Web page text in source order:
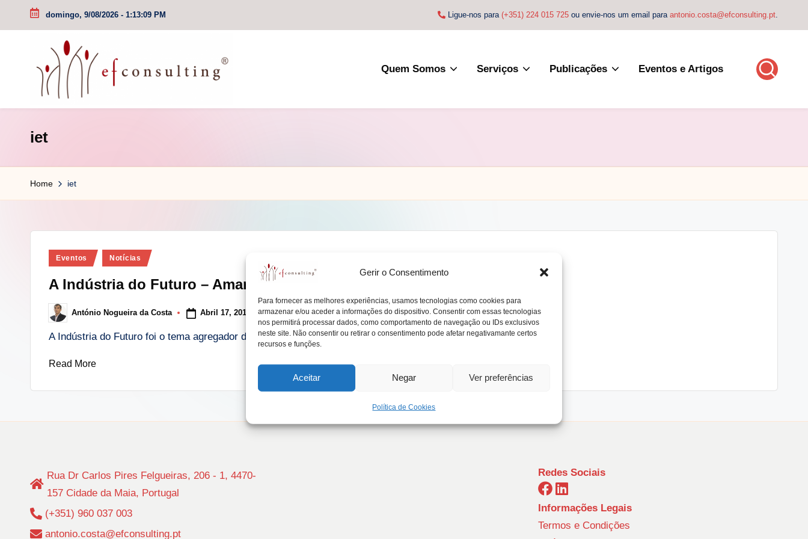
Gerir o Consentimento
Para fornecer as melhores experiências, usamos tecnologias como cookies para
armazenar e/ou aceder a informações do dispositivo. Consentir com essas tecnologias
nos permitirá processar dados, como comportamento de navegação ou IDs exclusivos
neste site. Não consentir ou retirar o consentimento pode afetar negativamante certos
recursos e funções.
Aceitar Negar Ver preferências
Política de Cookies
Skip
domingo, 9/08/2026 - 1:13:09 PM Ligue-nos para (+351) 224 015 725 ou envie-nos um email para antonio.costa@efconsulting.pt.
f
c
o
.
p
Quem Somos Serviços Publicações Eventos e Artigos
iet
Home iet
Posted
Eventos Notícias
A Indústria do Futuro – Amarante
Posted
by
António Nogueira da Costa Abril 17, 2016
A Indústria do Futuro foi o tema agregador de 3 dias de trabalho em Amarante.…
Read More
Rua Dr Carlos Pires Felgueiras, 206 - 1, 4470-
157 Cidade da Maia, Portugal
(+351) 960 037 003
antonio.costa@efconsulting.pt
Redes Sociais
Informações Legais
Termos e Condições